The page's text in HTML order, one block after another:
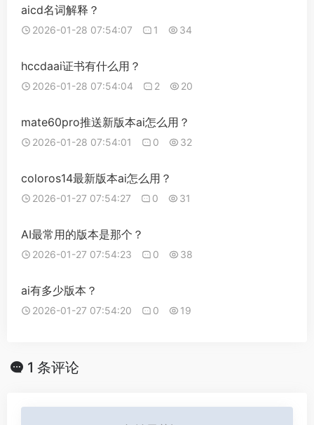
aicd名词解释？
2026-01-28 07:54:07 1 34
hccdaai证书有什么用？
2026-01-28 07:54:04 2 20
mate60pro推送新版本ai怎么用？
2026-01-28 07:54:01 0 32
coloros14最新版本ai怎么用？
2026-01-27 07:54:27 0 31
AI最常用的版本是那个？
2026-01-27 07:54:23 0 38
ai有多少版本？
2026-01-27 07:54:20 0 19
1 条评论